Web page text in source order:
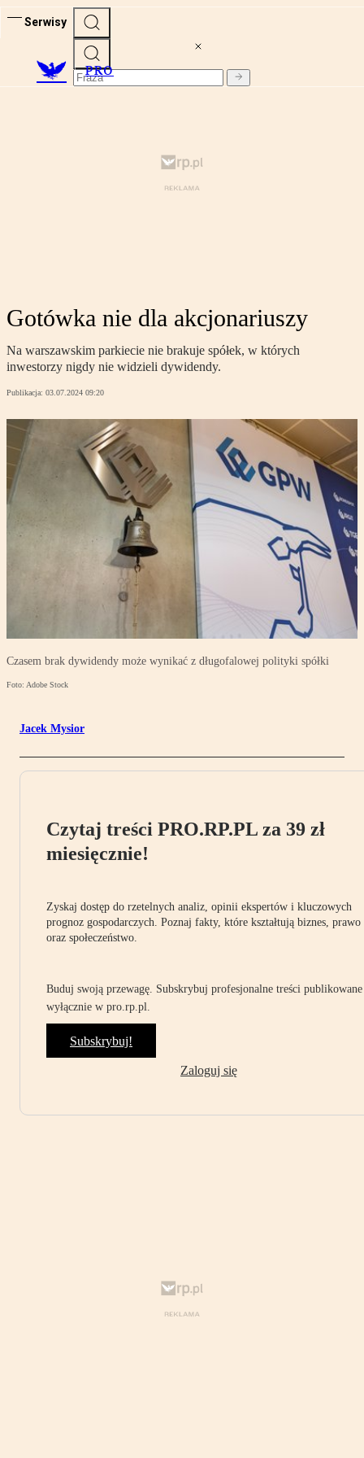
Serwisy
PRO
Gotówka nie dla akcjonariuszy
Na warszawskim parkiecie nie brakuje spółek, w których
inwestorzy nigdy nie widzieli dywidendy.
Publikacja: 03.07.2024 09:20
Czasem brak dywidendy może wynikać z długofalowej polityki spółki
Foto: Adobe Stock
Jacek Mysior
Czytaj treści PRO.RP.PL za 39 zł
miesięcznie!
Zyskaj dostęp do rzetelnych analiz, opinii ekspertów i kluczowych
prognoz gospodarczych. Poznaj fakty, które kształtują biznes, prawo
oraz społeczeństwo.
Buduj swoją przewagę. Subskrybuj profesjonalne treści publikowane
wyłącznie w pro.rp.pl.
Subskrybuj!
Zaloguj się